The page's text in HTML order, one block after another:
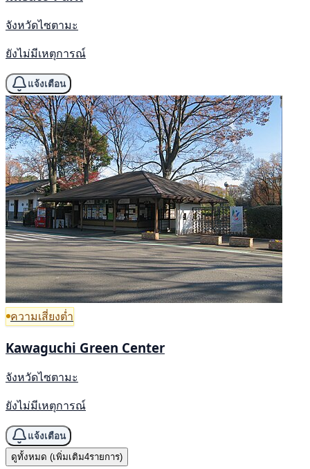
จังหวัดไซตามะ
ยังไม่มีเหตุการณ์
แจ้งเตือน
ความเสี่ยงต่ำ
Kawaguchi Green Center
จังหวัดไซตามะ
ยังไม่มีเหตุการณ์
แจ้งเตือน
ดูทั้งหมด (เพิ่มเติม4รายการ)